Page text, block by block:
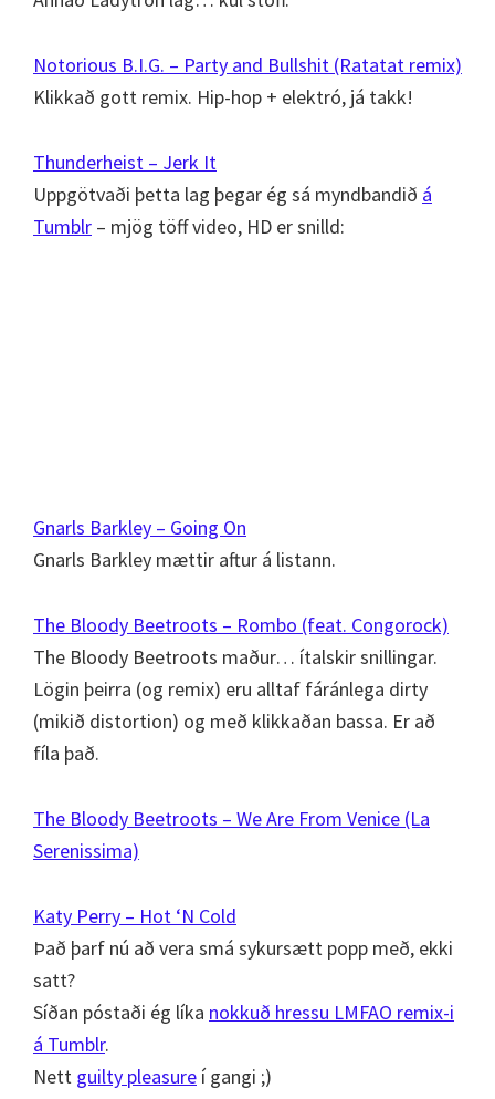
Notorious B.I.G. – Party and Bullshit (Ratatat remix)
Klikkað gott remix. Hip-hop + elektró, já takk!
Thunderheist – Jerk It
Uppgötvaði þetta lag þegar ég sá myndbandið á
Tumblr – mjög töff video, HD er snilld:
Gnarls Barkley – Going On
Gnarls Barkley mættir aftur á listann.
The Bloody Beetroots – Rombo (feat. Congorock)
The Bloody Beetroots maður… ítalskir snillingar.
Lögin þeirra (og remix) eru alltaf fáránlega dirty
(mikið distortion) og með klikkaðan bassa. Er að
fíla það.
The Bloody Beetroots – We Are From Venice (La
Serenissima)
Katy Perry – Hot ‘N Cold
Það þarf nú að vera smá sykursætt popp með, ekki
satt?
Síðan póstaði ég líka nokkuð hressu LMFAO remix-i
á Tumblr.
Nett guilty pleasure í gangi ;)